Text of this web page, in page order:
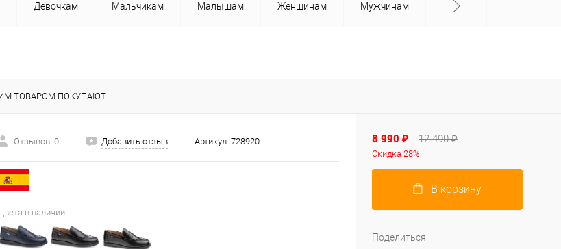
Девочкам Мальчикам Малышам Женщинам Мужчинам
ТОВАРОМ ПОКУПАЮТ
Отзывов: 0 Добавить отзыв Артикул: 728920
в наличии
8 990 ₽ 12 490 ₽
Скидка 28%
В корзину
Поделиться